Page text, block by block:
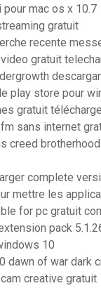
mac os x 10.7
gratuit
recente
gratuit
play store pour
gratuit
sans internet
creed
complete
mettre les
for pc gratuit
pack
10
dawn of war dark
creative gratuit